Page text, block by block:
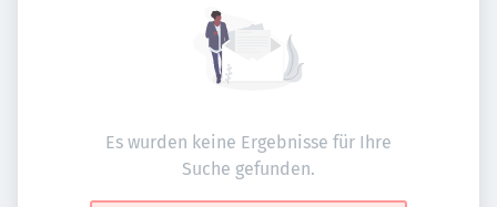
Es wurden keine Ergebnisse für Ihre
Suche gefunden.